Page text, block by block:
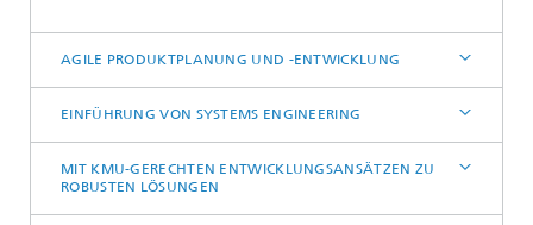
AGILE PRODUKTPLANUNG UND -ENTWICKLUNG
EINFÜHRUNG VON SYSTEMS ENGINEERING
MIT KMU-GERECHTEN ENTWICKLUNGSANSÄTZEN ZU
ROBUSTEN LÖSUNGEN